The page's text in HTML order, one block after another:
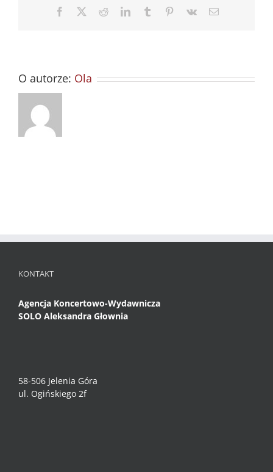
Facebook RedditLinkedInTumblr Pinterest
Vk Email
O autorze: Ola
KONTAKT
Agencja Koncertowo-Wydawnicza
SOLO Aleksandra Głownia
58-506 Jelenia Góra
ul. Ogińskiego 2f